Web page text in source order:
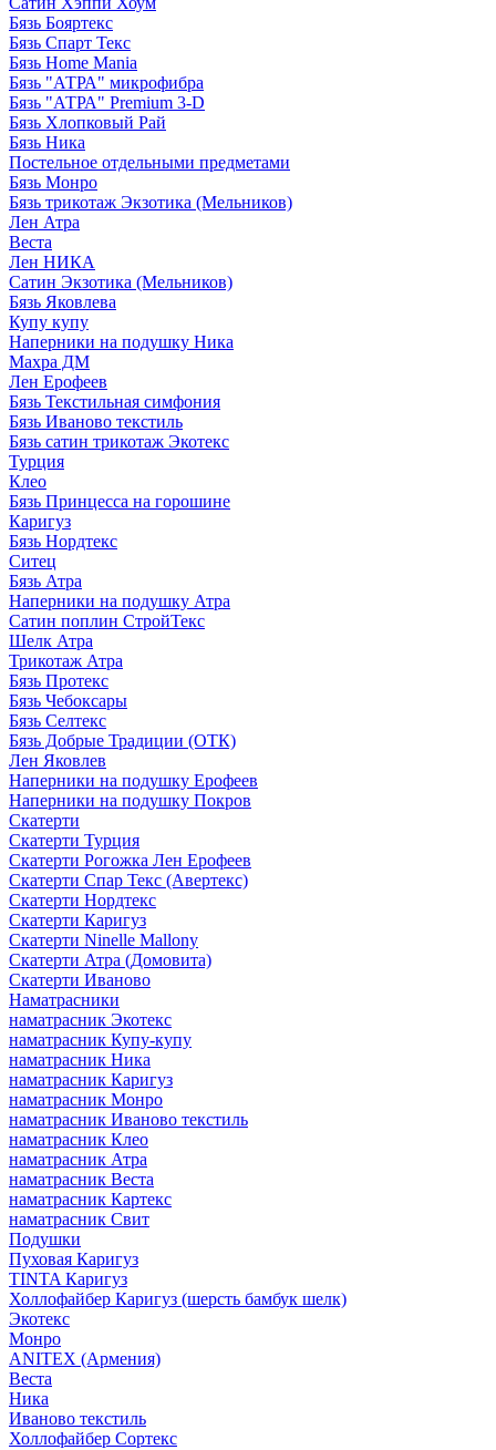
Бязь Бояртекс
Бязь Спарт Текс
Бязь Home Mania
Бязь "АТРА" микрофибра
Бязь "АТРА" Premium 3-D
Бязь Хлопковый Рай
Бязь Ника
Постельное отдельными предметами
Бязь Монро
Бязь трикотаж Экзотика (Мельников)
Лен Атра
Веста
Лен НИКА
Сатин Экзотика (Мельников)
Бязь Яковлева
Купу купу
Наперники на подушку Ника
Махра ДМ
Лен Ерофеев
Бязь Текстильная симфония
Бязь Иваново текстиль
Бязь сатин трикотаж Экотекс
Турция
Клео
Бязь Принцесса на горошине
Каригуз
Бязь Нордтекс
Ситец
Бязь Атра
Наперники на подушку Атра
Сатин поплин СтройТекс
Шелк Атра
Трикотаж Атра
Бязь Протекс
Бязь Чебоксары
Бязь Селтекс
Бязь Добрые Традиции (ОТК)
Лен Яковлев
Наперники на подушку Ерофеев
Наперники на подушку Покров
Скатерти
Скатерти Турция
Скатерти Рогожка Лен Ерофеев
Скатерти Спар Текс (Авертекс)
Скатерти Нордтекс
Скатерти Каригуз
Скатерти Ninelle Mallony
Скатерти Атра (Домовита)
Скатерти Иваново
Наматрасники
наматрасник Экотекс
наматрасник Купу-купу
наматрасник Ника
наматрасник Каригуз
наматрасник Монро
наматрасник Иваново текстиль
наматрасник Клео
наматрасник Атра
наматрасник Веста
наматрасник Картекс
наматрасник Свит
Подушки
Пуховая Каригуз
TINTA Каригуз
Холлофайбер Каригуз (шерсть бамбук шелк)
Экотекс
Монро
ANITEX (Армения)
Веста
Ника
Иваново текстиль
Холлофайбер Сортекс